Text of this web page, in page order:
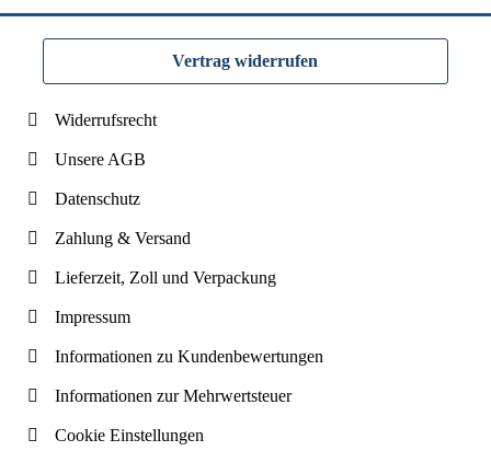
Vertrag widerrufen
Widerrufsrecht
Unsere AGB
Datenschutz
Zahlung & Versand
Lieferzeit, Zoll und Verpackung
Impressum
Informationen zu Kundenbewertungen
Informationen zur Mehrwertsteuer
Cookie Einstellungen